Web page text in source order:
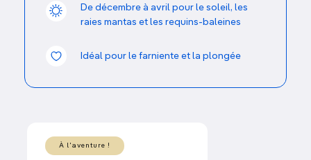
pensions privées installées sur des îles habitées, les
Maldives etleurs habitants sont plus accessibles
À l'aventure !
De décembre à avril pour le soleil, les
raies mantas et les requins-baleines
Idéal pour le farniente et la plongée